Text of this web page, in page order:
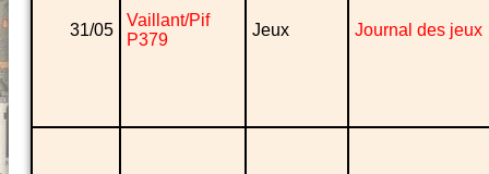
31/05
Vaillant/Pif
P379
Jeux Journal des jeux